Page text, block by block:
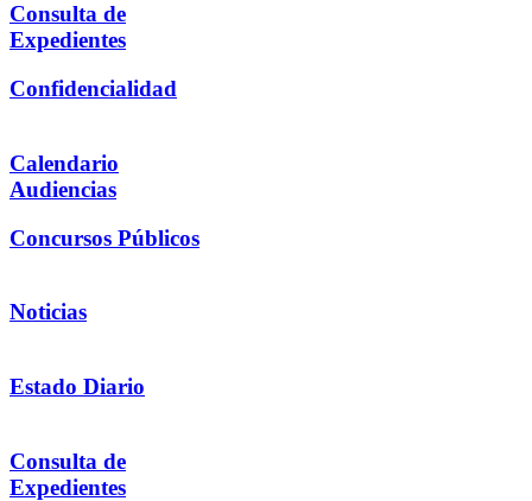
Consulta de
Expedientes
Confidencialidad
Calendario
Audiencias
Concursos Públicos
Noticias
Estado Diario
Consulta de
Expedientes